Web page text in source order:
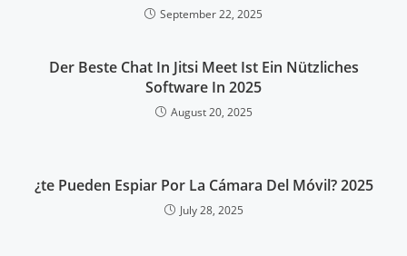
September 22, 2025
Der Beste Chat In Jitsi Meet Ist Ein Nützliches
Software In 2025
August 20, 2025
¿te Pueden Espiar Por La Cámara Del Móvil? 2025
July 28, 2025